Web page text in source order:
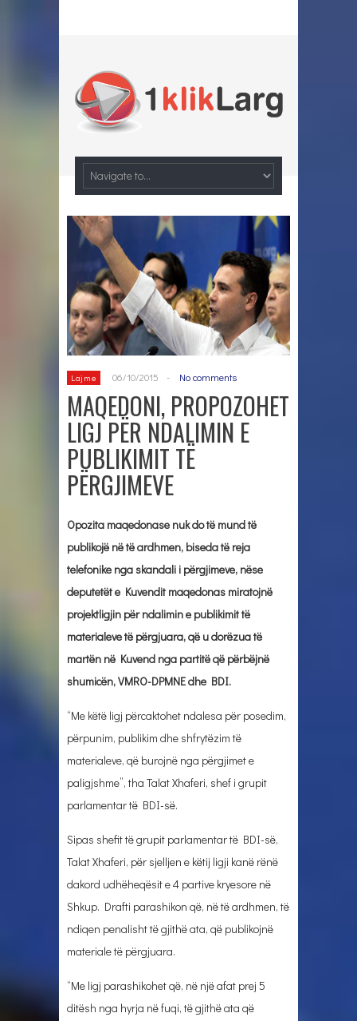
Lajme 06/10/2015 - No comments
MAQEDONI, PROPOZOHET
LIGJ PËR NDALIMIN E
PUBLIKIMIT TË
PËRGJIMEVE
Opozita maqedonase nuk do të mund të
publikojë në të ardhmen, biseda të reja
telefonike nga skandali i përgjimeve, nëse
deputetët e Kuvendit maqedonas miratojnë
projektligjin për ndalimin e publikimit të
materialeve të përgjuara, që u dorëzua të
martën në Kuvend nga partitë që përbëjnë
shumicën, VMRO-DPMNE dhe BDI.
“Me këtë ligj përcaktohet ndalesa për posedim,
përpunim, publikim dhe shfrytëzim të
materialeve, që burojnë nga përgjimet e
paligjshme”, tha Talat Xhaferi, shef i grupit
parlamentar të BDI-së.
Sipas shefit të grupit parlamentar të BDI-së,
Talat Xhaferi, për sjelljen e këtij ligji kanë rënë
dakord udhëheqësit e 4 partive kryesore në
Shkup. Drafti parashikon që, në të ardhmen, të
ndiqen penalisht të gjithë ata, që publikojnë
materiale të përgjuara.
“Me ligj parashikohet që, në një afat prej 5
ditësh nga hyrja në fuqi, të gjithë ata që